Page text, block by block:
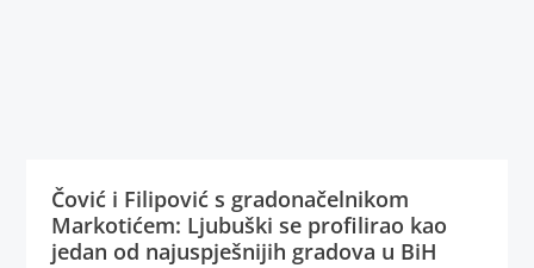
Čović i Filipović s gradonačelnikom
Markotićem: Ljubuški se profilirao kao
jedan od najuspješnijih gradova u BiH